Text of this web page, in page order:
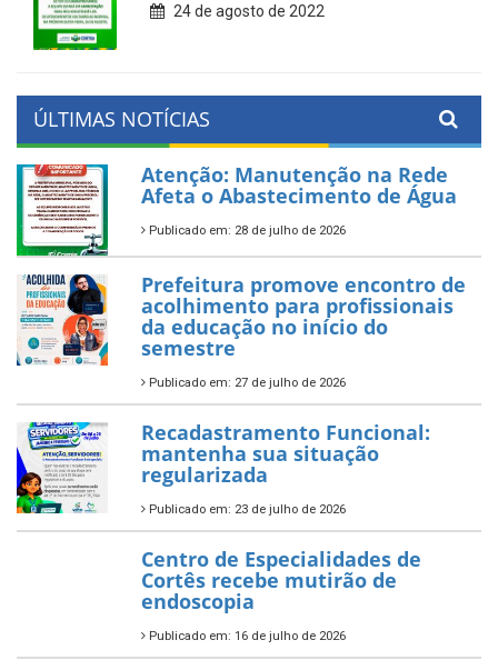
24 de agosto de 2022
ÚLTIMAS NOTÍCIAS
Atenção: Manutenção na Rede
Afeta o Abastecimento de Água
Publicado em: 28 de julho de 2026
Prefeitura promove encontro de
acolhimento para profissionais
da educação no início do
semestre
Publicado em: 27 de julho de 2026
Recadastramento Funcional:
mantenha sua situação
regularizada
Publicado em: 23 de julho de 2026
Centro de Especialidades de
Cortês recebe mutirão de
endoscopia
Publicado em: 16 de julho de 2026